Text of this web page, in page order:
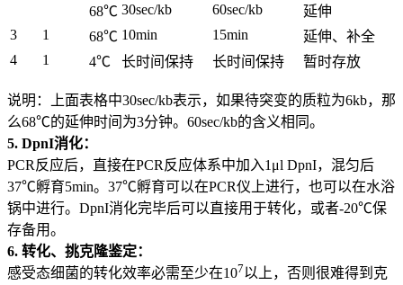
68℃ 30sec/kb 60sec/kb
延伸
3
1 68℃ 10min 15min
延伸、补全
4
1 4℃ 长时间保持 长时间保持 暂时存放
说明：上面表格中30sec/kb表示，如果待突变的质粒为6kb，那
么68℃的延伸时间为3分钟。60sec/kb的含义相同。
5. DpnI消化：
PCR反应后，直接在PCR反应体系中加入1μl DpnI，混匀后
37℃孵育5min。37℃孵育可以在PCR仪上进行，也可以在水浴
锅中进行。DpnI消化完毕后可以直接用于转化，或者-20℃保
存备用。
6. 转化、挑克隆鉴定：
感受态细菌的转化效率必需至少在107以上，否则很难得到克